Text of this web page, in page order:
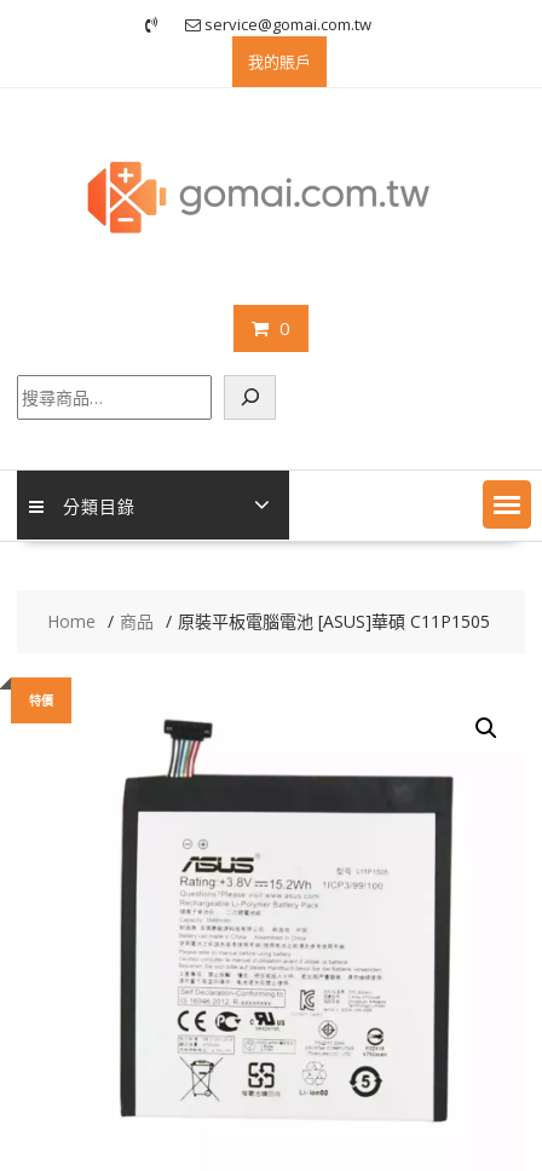
service@gomai.com.tw
我的賬戶
0
尋
分類目錄
Home 商品 原裝平板電腦電池 [ASUS]華碩 C11P1505
特價